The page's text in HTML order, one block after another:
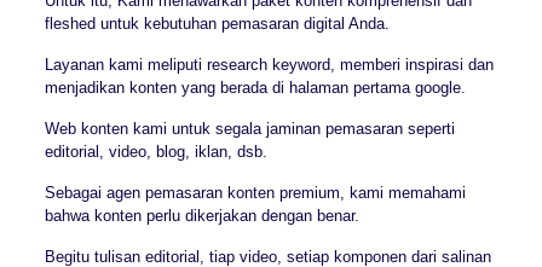
fleshed untuk kebutuhan pemasaran digital Anda.
Layanan kami meliputi research keyword, memberi inspirasi dan
menjadikan konten yang berada di halaman pertama google.
Web konten kami untuk segala jaminan pemasaran seperti
editorial, video, blog, iklan, dsb.
Sebagai agen pemasaran konten premium, kami memahami
bahwa konten perlu dikerjakan dengan benar.
Begitu tulisan editorial, tiap video, setiap komponen dari salinan